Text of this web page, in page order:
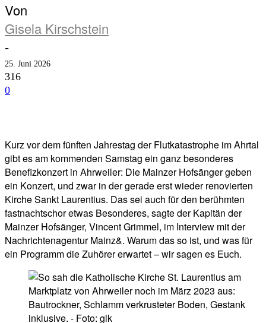
Von
Gisela Kirschstein
-
25. Juni 2026
316
0
Kurz vor dem fünften Jahrestag der Flutkatastrophe im Ahrtal
gibt es am kommenden Samstag ein ganz besonderes
Benefizkonzert in Ahrweiler: Die Mainzer Hofsänger geben
ein Konzert, und zwar in der gerade erst wieder renovierten
Kirche Sankt Laurentius. Das sei auch für den berühmten
fastnachtschor etwas Besonderes, sagte der Kapitän der
Mainzer Hofsänger, Vincent Grimmel, im Interview mit der
Nachrichtenagentur Mainz&. Warum das so ist, und was für
ein Programm die Zuhörer erwartet – wir sagen es Euch.